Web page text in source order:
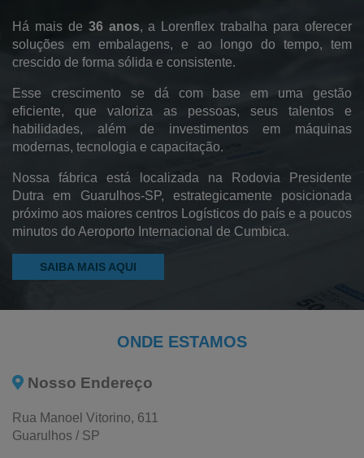
Sacos de Polietileno
Sacos Sanfonados
Sacos Plásticos
Saco Cristal
Saco Canela
Bobinas Plásticas
Há mais de 36 anos, a Lorenflex trabalha para oferecer
soluções em embalagens, e ao longo do tempo, tem
crescido de forma sólida e consistente.
Esse crescimento se dá com base em uma gestão
eficiente, que valoriza as pessoas, seus talentos e
habilidades, além de investimentos em máquinas
modernas, tecnologia e capacitação.
Nossa fábrica está localizada na Rodovia Presidente
Dutra em Guarulhos-SP, estrategicamente posicionada
próximo aos maiores centros Logísticos do país e a poucos
minutos do Aeroporto Internacional de Cumbica.
SAIBA MAIS AQUI
ONDE ESTAMOS
Nosso Endereço
Rua Manoel Vitorino, 611
Guarulhos / SP